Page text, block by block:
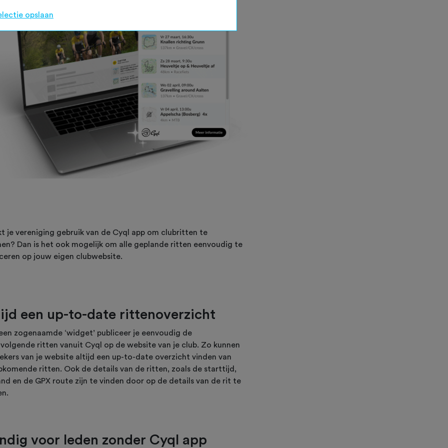
je vereniging gebruik van de Cyql app om clubritten te
Dan is het ook mogelijk om alle geplande ritten eenvoudig te
op jouw eigen clubwebsite.
een up-to-date rittenoverzicht
zogenaamde ‘widget’ publiceer je eenvoudig de
ritten vanuit Cyql op de website van je club. Zo kunnen
van je website altijd een up-to-date overzicht vinden van
ritten. Ook de details van de ritten, zoals de starttijd,
en de GPX route zijn te vinden door op de details van de rit te
voor leden zonder Cyql app
opslaan